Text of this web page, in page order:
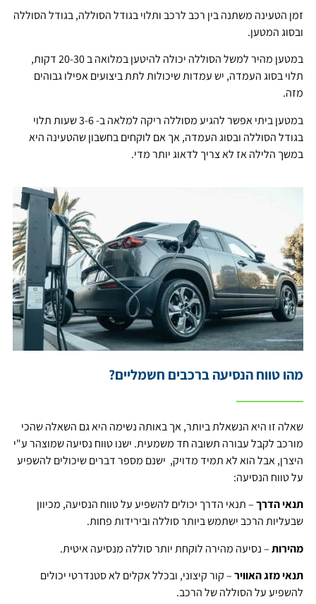
זמן הטעינה משתנה בין רכב לרכב ותלוי בגודל הסוללה, בגודל הסוללה
ובסוג המטען.
במטען מהיר למשל הסוללה יכולה להיטען במלואה ב 20-30 דקות,
תלוי בסוג העמדה, יש עמדות שיכולות לתת ביצועים אפילו גבוהים
מזה.
במטען ביתי אפשר להגיע מסוללה ריקה למלאה ב- 3-6 שעות תלוי
בגודל הסוללה ובסוג העמדה, אך אם לוקחים בחשבון שהטעינה היא
במשך הלילה אז לא צריך לדאוג יותר מדי.
מהו טווח הנסיעה ברכבים חשמליים?
שאלה זו היא הנשאלת ביותר, אך באותה נשימה היא גם השאלה שהכי
מורכב לקבל עבורה תשובה חד משמעית. ישנו טווח נסיעה שמוצהר ע"י
היצרן, אבל הוא לא תמיד מדויק, ישנם מספר דברים שיכולים להשפיע
על טווח הנסיעה:
תנאי הדרך– תנאי הדרך יכולים להשפיע על טווח הנסיעה, מכיוון
שבעליות הרכב ישתמש ביותר סוללה ובירידות פחות.
מהירות– נסיעה מהירה לוקחת יותר סוללה מנסיעה איטית.
תנאי מזג האוויר– קור קיצוני, ובכלל אקלים לא סטנדרטי יכולים
להשפיע על הסוללה של הרכב.